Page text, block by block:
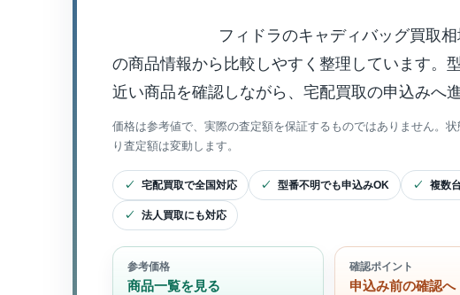
フィドラのキャディバッグ買取
の商品情報から比較しやすく整理しています。
近い商品を確認しながら、宅配買取の申込みへ進
価格は参考値で、実際の査定額を保証するものではありません。状
り査定額は変動します。
宅配買取で全国対応 型番不明でも申込みOK 複数
法人買取にも対応
参考価格
商品一覧を見る
確認ポイント
申込み前の確認へ